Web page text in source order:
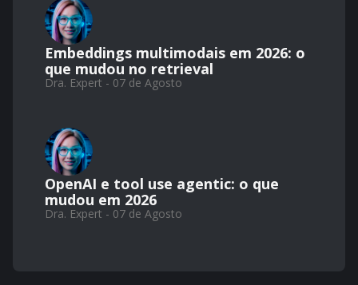
Embeddings multimodais em 2026: o
que mudou no retrieval
Dra. Expert - 07 de Agosto
OpenAI e tool use agentic: o que
mudou em 2026
Dra. Expert - 07 de Agosto